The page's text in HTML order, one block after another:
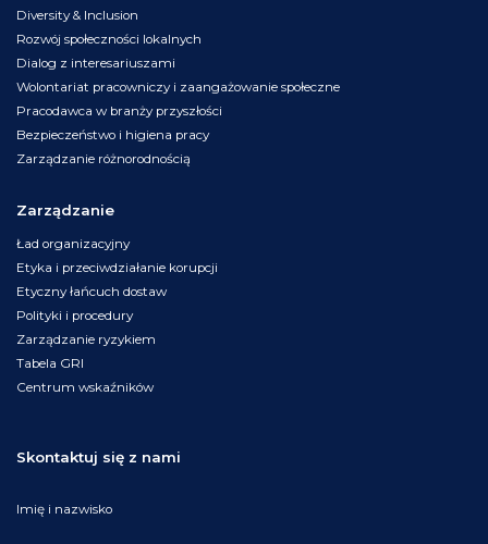
Diversity & Inclusion
Rozwój społeczności lokalnych
Dialog z interesariuszami
Wolontariat pracowniczy i zaangażowanie społeczne
Pracodawca w branży przyszłości
Bezpieczeństwo i higiena pracy
Zarządzanie różnorodnością
Zarządzanie
Ład organizacyjny
Etyka i przeciwdziałanie korupcji
Etyczny łańcuch dostaw
Polityki i procedury
Zarządzanie ryzykiem
Tabela GRI
Centrum wskaźników
Skontaktuj się z nami
Imię i nazwisko